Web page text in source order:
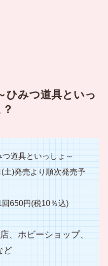
ひみつ道具といっ
道具といっしょ～
土)発売より順次発売予
650円(税10％込)
、ホビーショップ、
ど